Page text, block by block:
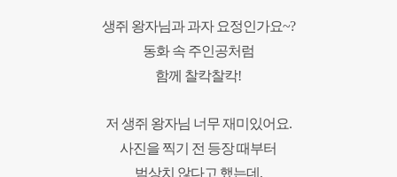
생쥐 왕자님과과자 요정인가요~?
동화 속 주인공처럼
함께 찰칵찰칵!
저 생쥐 왕자님 너무 재미있어요.
사진을 찍기 전 등장 때부터
범상치 않다고 했는데,